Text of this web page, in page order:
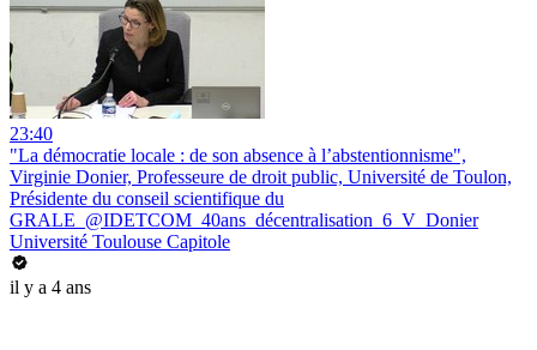
23:40
"La démocratie locale : de son absence à l’abstentionnisme",
Virginie Donier, Professeure de droit public, Université de Toulon,
Présidente du conseil scientifique du
GRALE_@IDETCOM_40ans_décentralisation_6_V_Donier
Université Toulouse Capitole
il y a 4 ans